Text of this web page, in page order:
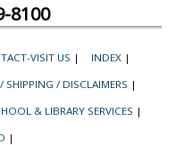
8100
VISIT US | INDEX |
SHIPPING / DISCLAIMERS |
& LIBRARY SERVICES |
|